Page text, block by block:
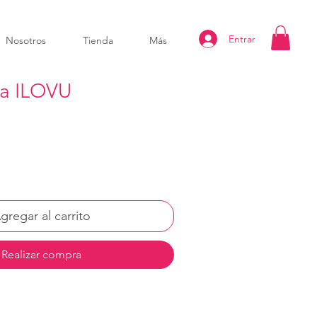
Nosotros Tienda Más Entrar
ILOVU
al carrito
Realizar compra